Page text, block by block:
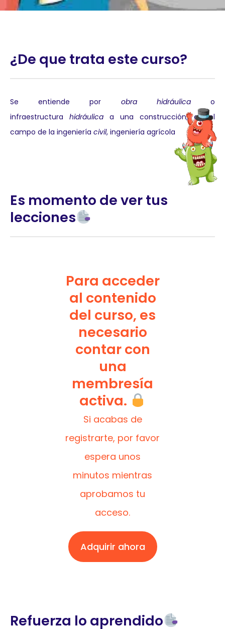
¿De que trata este curso?
Se entiende por obra hidráulicao
infraestructura hidráulica a una construcción, en el
campo de la ingeniería civil, ingeniería agrícola
Es momento de ver tus
lecciones
Para acceder
al contenido
del curso, es
necesario
contar con
una
membresía
activa.
Si acabas de
registrarte, por favor
espera unos
minutos mientras
aprobamos tu
acceso.
Adquirir ahora
Refuerza lo aprendido